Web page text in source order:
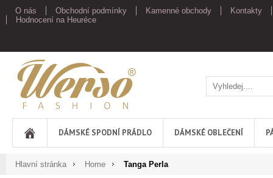
O nás Obchodní podmínky Kamenné obchody
Kontakty
Hodnocení na Heuréce
Werso
DÁMSKÉ SPODNÍ PRÁDLO DÁMSKÉ OBLEČENÍ
Hlavní stránka Home Tanga Perla